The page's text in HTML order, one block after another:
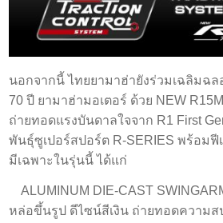
นอกจากนี้ ไทยยามาฮ่ายังร่วมเฉลิมฉ
70 ปี ยามาฮ่ามอเตอร์ ด้วย NEW
ถ่ายทอดแรงบันดาลใจจาก R1 First
พันธุ์ซูเปอร์สปอร์ต R-SERIES พร้อมฟี
มีเฉพาะในรุ่นนี้ ได้แก่
ALUMINUM DIE-CAST
หล่อขึ้นรูป ดีไซน์สีเงิน ถ่ายทอดความส